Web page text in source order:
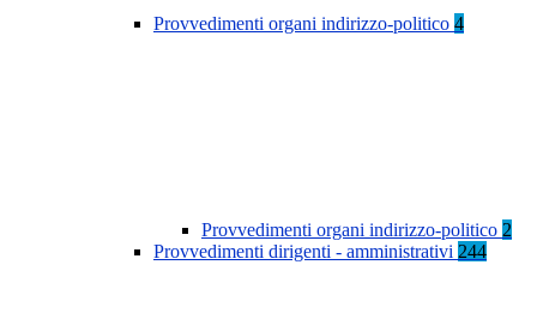
Provvedimenti organi indirizzo-politico 4
Provvedimenti organi indirizzo-politico 2
Provvedimenti dirigenti - amministrativi 244